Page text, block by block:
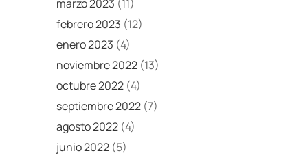
marzo 2023 (11)
febrero 2023 (12)
enero 2023 (4)
noviembre 2022 (13)
octubre 2022 (4)
septiembre 2022 (7)
agosto 2022 (4)
junio 2022 (5)